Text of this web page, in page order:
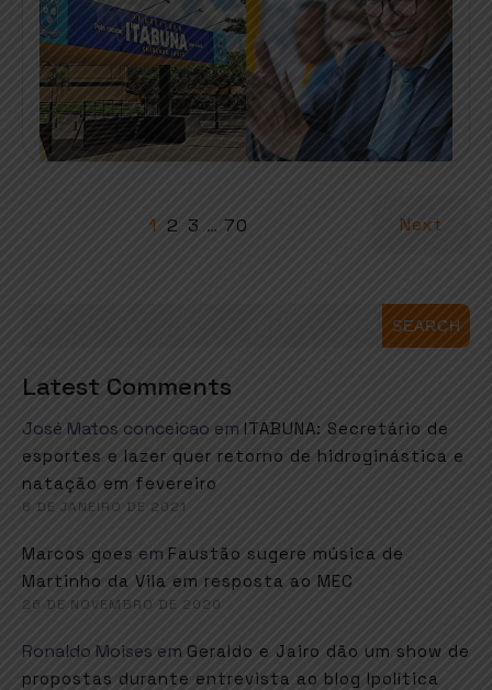
1 2 3 … 70 Next
SEARCH
Latest Comments
José Matos conceicao em ITABUNA: Secretário de
esportes e lazer quer retorno de hidroginástica e
natação em fevereiro
6 DE JANEIRO DE 2021
Marcos goes em Faustão sugere música de
Martinho da Vila em resposta ao MEC
26 DE NOVEMBRO DE 2020
Ronaldo Moises em Geraldo e Jairo dão um show de
propostas durante entrevista ao blog Ipolítica